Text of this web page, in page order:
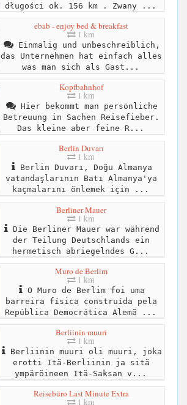
długości ok. 156 km . Zwany ...
ebab - enjoy bed & breakfast
1 km
Einmalig und unbeschreiblich,
das Unternehmen hat einfach alles
was man sich als Gast...
Kopfbahnhof
1 km
Hier bekommt man persönliche
Betreuung in Sachen Reisefieber.
Das kleine aber feine R...
Berlin Duvarı
1 km
Berlin Duvarı, Doğu Almanya
vatandaşlarının Batı Almanya'ya
kaçmalarını önlemek için ...
Berliner Mauer
1 km
Die Berliner Mauer war während
der Teilung Deutschlands ein
hermetisch abriegelndes G...
Muro de Berlim
1 km
O Muro de Berlim foi uma
barreira física construída pela
República Democrática Alemã ...
Berliinin muuri
1 km
Berliinin muuri oli muuri, joka
erotti Itä-Berliinin ja sitä
ympäröineen Itä-Saksan v...
Reisebüro Last Minute Extra
1 km